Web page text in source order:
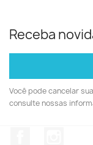
Receba
Você pode cancelar
consulte nossas